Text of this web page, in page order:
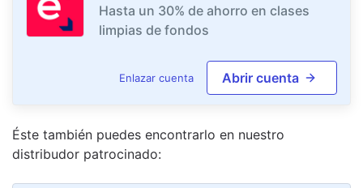
Hasta un 30% de ahorro en clases
limpias de fondos
Enlazar cuenta Abrir cuenta
Éste también puedes encontrarlo en nuestro
distribudor patrocinado: